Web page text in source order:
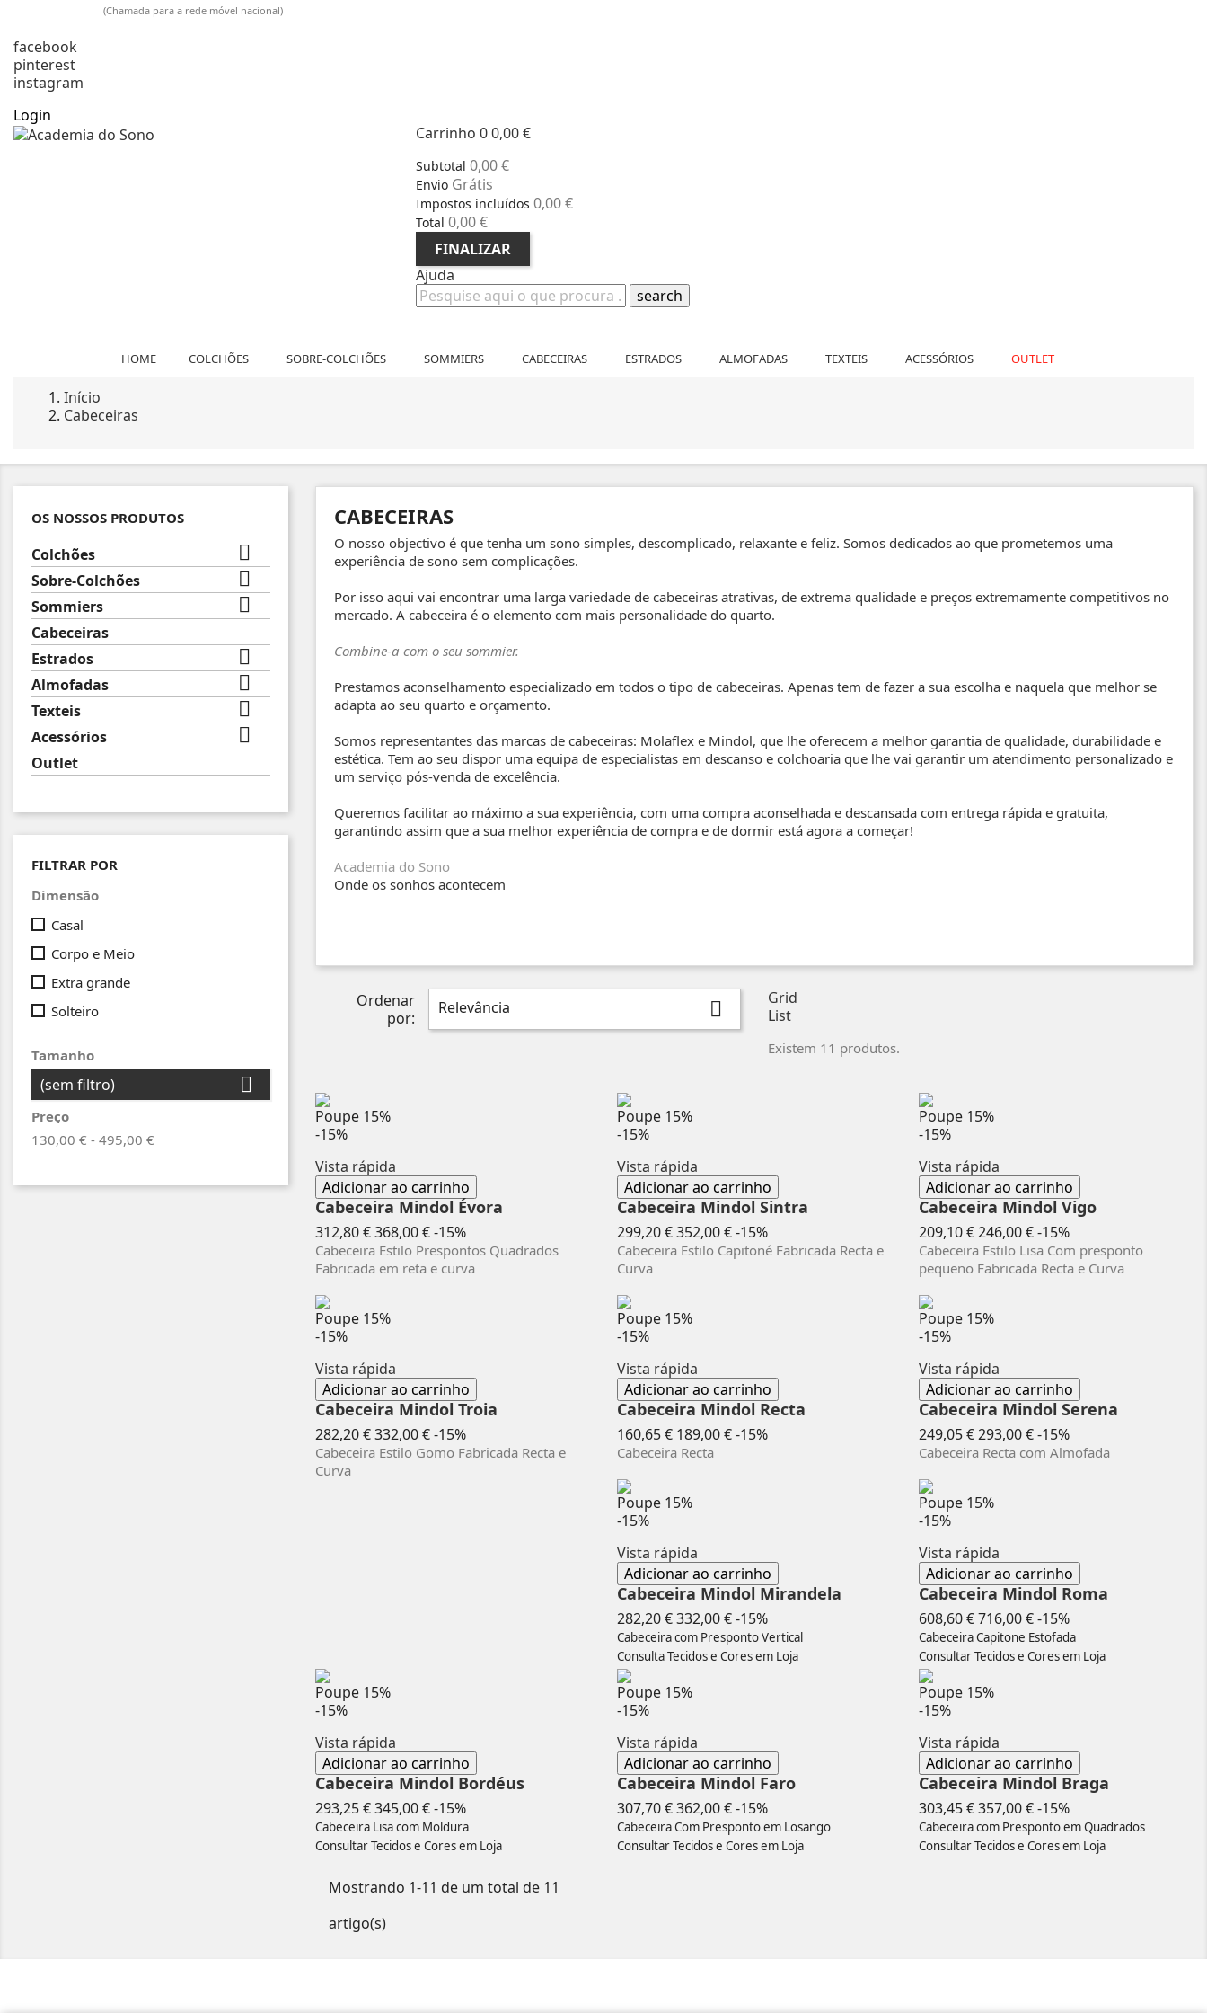
(Chamada para a rede móvel nacional)
facebook
pinterest
instagram
Login
Carrinho 00,00 €
Subtotal 0,00 €
Envio Grátis
Impostos incluídos 0,00 €
Total 0,00 €
FINALIZAR
Ajuda
search
HOME COLCHÕES SOBRE-COLCHÕES SOMMIERS CABECEIRAS ESTRADOS ALMOFADAS TEXTEIS ACESSÓRIOS OUTLET
Início
Cabeceiras
OS NOSSOS PRODUTOS
Colchões 
Sobre-Colchões 
Sommiers 
Cabeceiras
Estrados

Almofadas 
Texteis 
Acessórios 
Outlet
FILTRAR POR
Dimensão
Casal
Corpo e Meio
Extra grande
Solteiro
Tamanho
(sem filtro) 
Preço
130,00 € - 495,00 €
CABECEIRAS
O nosso objectivo é que tenha um sono simples, descomplicado, relaxante e feliz. Somos dedicados ao que prometemos uma
experiência de sono sem complicações.
Por isso aqui vai encontrar uma larga variedade de cabeceiras atrativas, de extrema qualidade e preços extremamente competitivos no
mercado. A cabeceira é o elemento com mais personalidade do quarto.
Combine-a com o seu sommier.
Prestamos aconselhamento especializado em todos o tipo de cabeceiras. Apenas tem de fazer a sua escolha e naquela que melhor se
adapta ao seu quarto e orçamento.
Somos representantes das marcas de cabeceiras: Molaflex e Mindol, que lhe oferecem a melhor garantia de qualidade, durabilidade e
estética. Tem ao seu dispor uma equipa de especialistas em descanso e colchoaria que lhe vai garantir um atendimento personalizado e
um serviço pós-venda de excelência.
Queremos facilitar ao máximo a sua experiência, com uma compra aconselhada e descansada com entrega rápida e gratuita,
garantindo assim que a sua melhor experiência de compra e de dormir está agora a começar!
Academia do Sono
Onde os sonhos acontecem
Ordenar
por:
Relevância 
Grid
List
Existem 11 produtos.
Poupe 15%
-15%
Vista rápida
Adicionar ao carrinho
Cabeceira Mindol Évora
312,80 €Preço
normal
368,00 €-15%Preço
Cabeceira Estilo Prespontos Quadrados
Fabricada em reta e curva
Poupe 15%
-15%
Vista rápida
Adicionar ao carrinho
Cabeceira Mindol Sintra
299,20 €Preço
normal
352,00 €-15%Preço
Cabeceira Estilo Capitoné Fabricada Recta e
Curva
Poupe 15%
-15%
Vista rápida
Adicionar ao carrinho
Cabeceira Mindol Vigo
209,10 € Preço
normal
246,00 €-15%Preço
Cabeceira Estilo Lisa Com presponto
pequeno Fabricada Recta e Curva
Poupe 15%
-15%
Vista rápida
Adicionar ao carrinho
Cabeceira Mindol Troia
282,20 €Preço
normal
332,00 €-15%Preço
Cabeceira Estilo Gomo Fabricada Recta e
Curva
Poupe 15%
-15%
Vista rápida
Adicionar ao carrinho
Cabeceira Mindol Recta
160,65 € Preço
normal
189,00 €-15%Preço
Cabeceira Recta
Poupe 15%
-15%
Vista rápida
Adicionar ao carrinho
Cabeceira Mindol Serena
249,05 € Preço
normal
293,00 €-15%Preço
Cabeceira Recta com Almofada
Poupe 15%
-15%
Vista rápida
Adicionar ao carrinho
Cabeceira Mindol Mirandela
282,20 €Preço
normal
332,00 €-15%Preço
Cabeceira com Presponto Vertical
Consulta Tecidos e Cores em Loja
Poupe 15%
-15%
Vista rápida
Adicionar ao carrinho
Cabeceira Mindol Roma
608,60 €Preço
normal
716,00 €-15%Preço
Cabeceira Capitone Estofada
Consultar Tecidos e Cores em Loja
Poupe 15%
-15%
Vista rápida
Adicionar ao carrinho
Cabeceira Mindol Bordéus
293,25 €Preço
normal
345,00 €-15%Preço
Cabeceira Lisa com Moldura
Consultar Tecidos e Cores em Loja
Poupe 15%
-15%
Vista rápida
Adicionar ao carrinho
Cabeceira Mindol Faro
307,70 €Preço
normal
362,00 €-15%Preço
Cabeceira Com Presponto em Losango
Consultar Tecidos e Cores em Loja
Poupe 15%
-15%
Vista rápida
Adicionar ao carrinho
Cabeceira Mindol Braga
303,45 €Preço
normal
357,00 €-15%Preço
Cabeceira com Presponto em Quadrados
Consultar Tecidos e Cores em Loja
Mostrando 1-11 de um total de 11
artigo(s)